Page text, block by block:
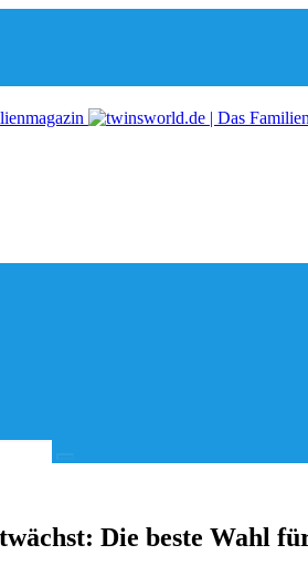
Suche
Die beste Wahl